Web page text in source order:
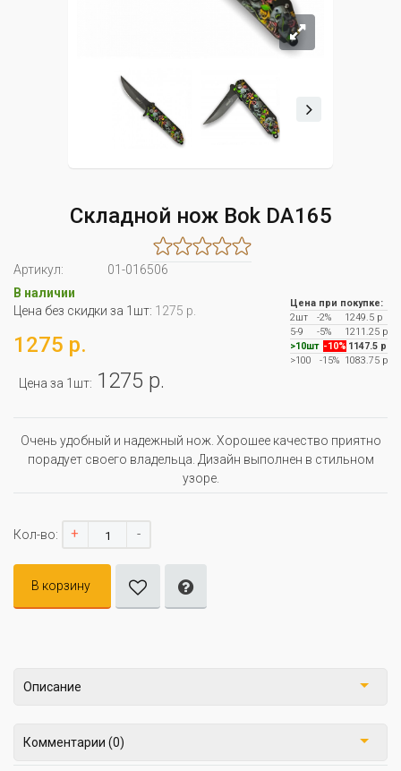
Складной нож Bok DA165
Артикул:
01-016506
В наличии
Цена без скидки за 1шт: 1275 р.
1275 р.
Цена за 1шт: 1275 р.
Цена при покупке:
2шт
-2%
1249.5 р
5-9
-5%
1211.25 р
>10шт -10% 1147.5 р
>100
-15% 1083.75 р
Очень удобный и надежный нож. Хорошее качество приятно
порадует своего владельца. Дизайн выполнен в стильном
узоре.
Кол-во: + -
В корзину
Описание
Комментарии (0)